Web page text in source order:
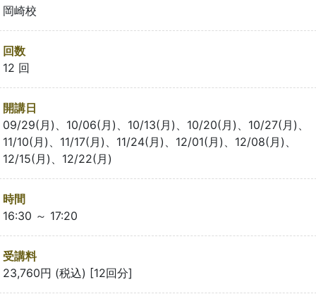
岡崎校
回数
12 回
開講日
09/29(月)、10/06(月)、10/13(月)、10/20(月)、10/27(月)、
11/10(月)、11/17(月)、11/24(月)、12/01(月)、12/08(月)、
12/15(月)、12/22(月)
時間
16:30 ～ 17:20
受講料
23,760円 (税込) [12回分]